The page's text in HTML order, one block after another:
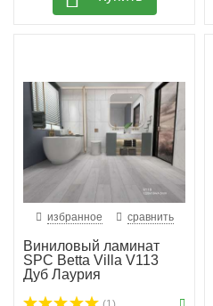
избранное сравнить
Виниловый ламинат
SPC Betta Villa V113
Дуб Лаурия